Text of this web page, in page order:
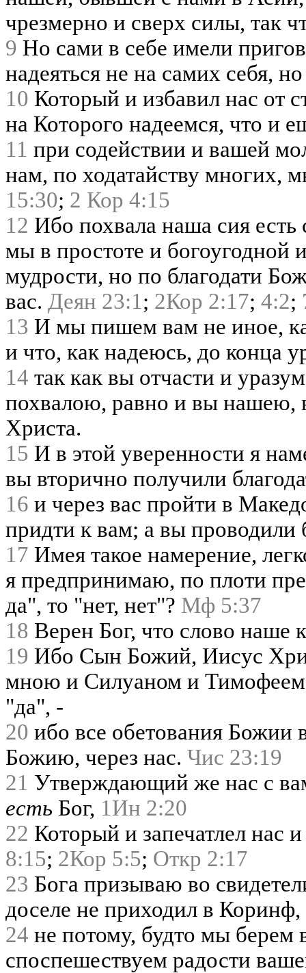
чрезмерно и сверх силы, так
9 Но сами в себе имели
надеяться не на самих себя,
10 Который и избавил нас от
на Которого надеемся, что и
11 при содействии и вашей
нам, по ходатайству многих,
15:30; 2 Кор 4:15
12 Ибо похвала наша сия есть
мы в простоте и богоугодной
мудрости, но по благодати
вас. Деян 23:1 ; 2Кор 2:17; 4:2;
13 И мы пишем вам не иное,
и что, как надеюсь, до конца
14 так как вы отчасти и
похвалою, равно и вы нашею,
Христа.
15 И в этой уверенности я
вы вторично получили
16 и через вас пройти в
придти к вам; а вы
17 Имея такое намерение,
я предпринимаю, по плоти
да", то "нет, нет"? Мф 5:37
18 Верен Бог, что слово наше
19 Ибо Сын Божий, Иисус
мною и Силуаном и
"да", -
20 ибо все обетования
Божию, через нас. Чис 23:19
21 Утверждающий же нас с
есть Бог, 1Ин 2:20
22 Который и запечатлел нас
8:15; 2Кор 5:5; Откр 2:17
23 Бога призываю во
доселе не приходил в Коринф,
24 не потому, будто мы
споспешествуем радости